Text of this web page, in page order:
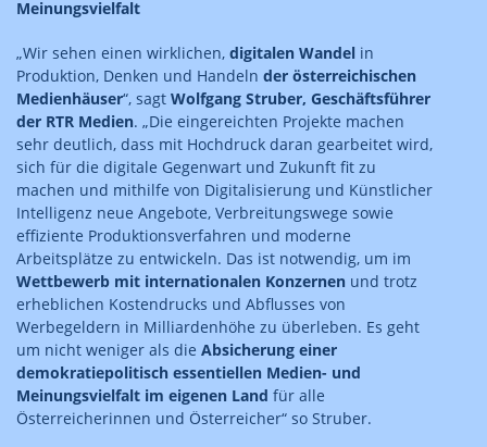
Meinungsvielfalt
„Wir sehen einen wirklichen, digitalen Wandel in
Produktion, Denken und Handeln der österreichischen
Medienhäuser“, sagt Wolfgang Struber, Geschäftsführer
der RTR Medien. „Die eingereichten Projekte machen
sehr deutlich, dass mit Hochdruck daran gearbeitet wird,
sich für die digitale Gegenwart und Zukunft fit zu
machen und mithilfe von Digitalisierung und Künstlicher
Intelligenz neue Angebote, Verbreitungswege sowie
effiziente Produktionsverfahren und moderne
Arbeitsplätze zu entwickeln. Das ist notwendig, um im
Wettbewerb mit internationalen Konzernen und trotz
erheblichen Kostendrucks und Abflusses von
Werbegeldern in Milliardenhöhe zu überleben. Es geht
um nicht weniger als die Absicherung einer
demokratiepolitisch essentiellen Medien- und
Meinungsvielfalt im eigenen Land für alle
Österreicherinnen und Österreicher“ so Struber.